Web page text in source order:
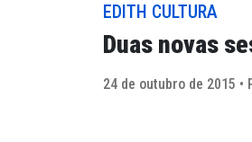
EDITH CULTURA
Duas novas
24 de outubro de 2015 •